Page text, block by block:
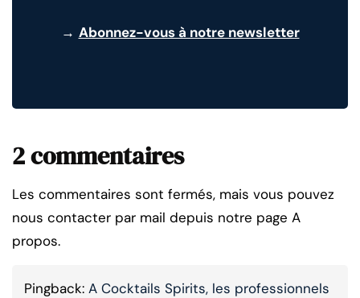
→ Abonnez-vous à notre newsletter
2 commentaires
Les commentaires sont fermés, mais vous pouvez
nous contacter par mail depuis notre page A
propos.
Pingback: A Cocktails Spirits, les professionnels